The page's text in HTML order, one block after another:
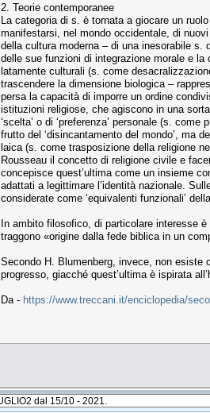
2. Teorie contemporanee
La categoria di s. è tornata a giocare un
manifestarsi, nel mondo occidentale, di
della cultura moderna – di una inesorabile
delle sue funzioni di integrazione morale e
latamente culturali (s. come
trascendere la dimensione biologica –
persa la capacità di imporre un ordine
istituzioni religiose, che agiscono in una
‘scelta’ o di ‘preferenza’ personale (s.
frutto del ‘disincantamento del mondo’, ma
laica (s. come trasposizione della religione
Rousseau il concetto di religione civile e
concepisce quest’ultima come un insieme
adattati a legittimare l’identità nazionale.
considerate come ‘equivalenti funzionali’
In ambito filosofico, di particolare interesse
traggono «origine dalla fede biblica in un
Secondo H. Blumenberg, invece, non esiste
progresso, giacché quest’ultima è ispirata
Da - https://www.treccani.it/enciclopedia/